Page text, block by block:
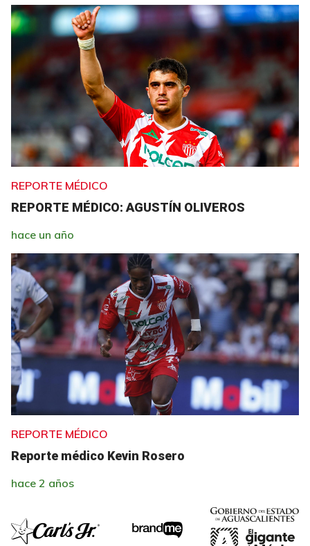
REPORTE MÉDICO
REPORTE MÉDICO: AGUSTÍN OLIVEROS
hace un año
REPORTE MÉDICO
Reporte médico Kevin Rosero
hace 2 años